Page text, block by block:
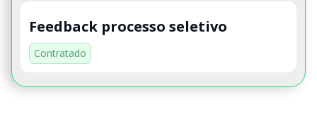
Feedback processo seletivo
Contratado